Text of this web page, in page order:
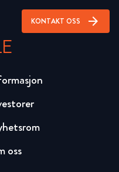
KONTAKT OSS arrow_forward
oss